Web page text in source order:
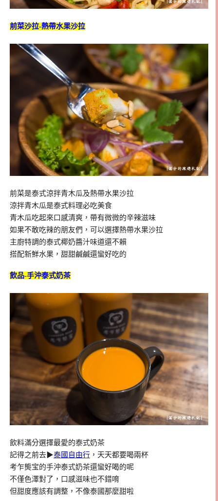
前菜沙拉-熱帶水果沙拉
前菜是泰式涼拌青木瓜及熱帶水果沙拉
涼拌青木瓜是泰式料理必吃美食
青木瓜吃起來口感清爽，帶有微微的辛辣滋味
如果不敢吃辣的朋友們，可以選擇熱帶水果沙拉
主廚特調的泰式椰奶醬汁味道還不賴
搭配新鮮水果，甜甜鹹鹹還蠻好吃的
飲品-手沖泰式奶茶
飲料滿分選擇最愛的泰式奶茶
記得之前去▶泰國自由行 ，天天都要喝兩杯
考乍熋宝的手沖泰式奶茶還蠻好喝的呢
不僅色澤對了，口感滋味也不錯唷
但甜度應該有調整，不像泰國那麼甜啦